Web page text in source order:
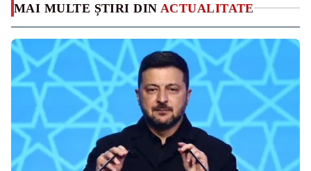
MAI MULTE ȘTIRI DIN ACTUALITATE